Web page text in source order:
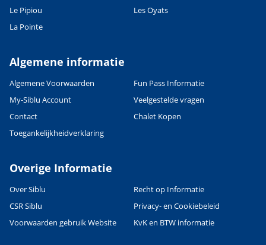
Le Pipiou
Les Oyats
La Pointe
Algemene informatie
Algemene Voorwaarden
Fun Pass Informatie
My-Siblu Account
Veelgestelde vragen
Contact
Chalet Kopen
Toegankelijkheidverklaring
Overige Informatie
Over Siblu
Recht op Informatie
CSR Siblu
Privacy- en Cookiebeleid
Voorwaarden gebruik Website
KvK en BTW informatie